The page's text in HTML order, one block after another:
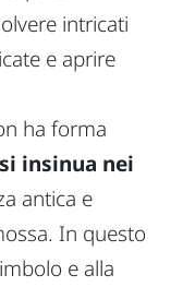
intricati
e aprire
ha forma
insinua nei
antica e
In questo
e alla